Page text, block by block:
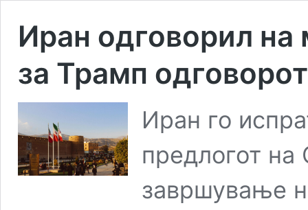
Иран одговорил
за Трамп
Иран го
предлогот
завршување